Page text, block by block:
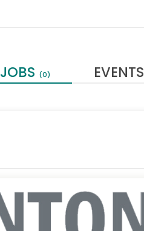
JOBS (0) EVENTS